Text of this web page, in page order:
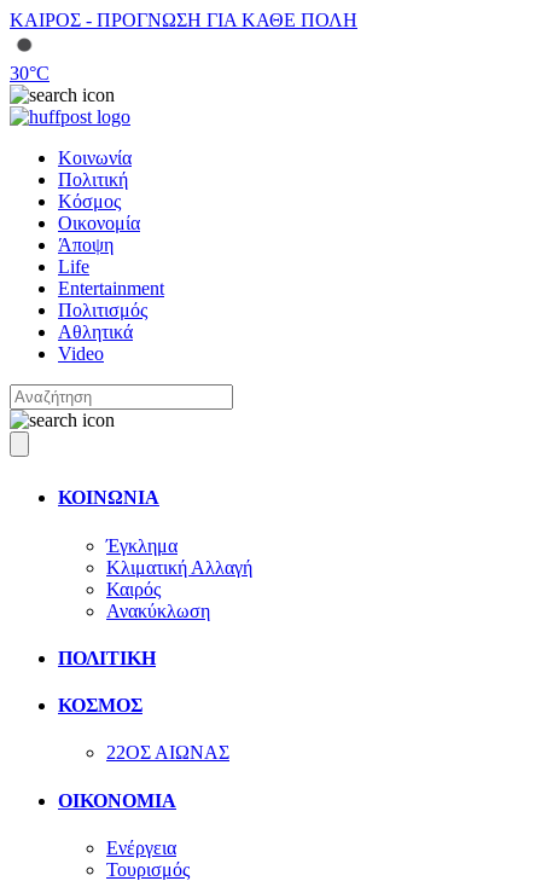
ΚΑΙΡΟΣ - ΠΡΟΓΝΩΣΗ ΓΙΑ ΚΑΘΕ ΠΟΛΗ
30°C
Κοινωνία
Πολιτική
Κόσμος
Οικονομία
Άποψη
Life
Entertainment
Πολιτισμός
Αθλητικά
Video
ΚΟΙΝΩΝΙΑ
Έγκλημα
Κλιματική Αλλαγή
Καιρός
Ανακύκλωση
ΠΟΛΙΤΙΚΗ
ΚΟΣΜΟΣ
22ΟΣ ΑΙΩΝΑΣ
ΟΙΚΟΝΟΜΙΑ
Ενέργεια
Τουρισμός